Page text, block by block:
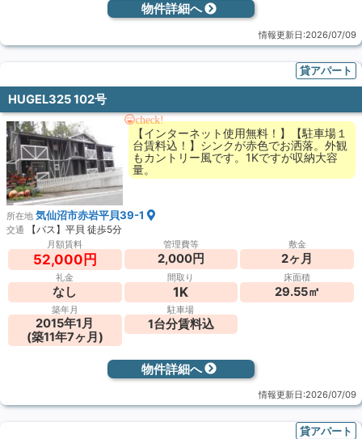
物件詳細へ
情報更新日:2026/07/09
貸アパート
HUGEL325 102号
check!
【インターネット使用無料！】【駐車場１
台賃料込！】シンクが赤色でお洒落。外観
もカントリー風です。1Kですが収納大容
量。
所在地 気仙沼市赤岩平貝39-1
交通 【バス】平貝 徒歩5分
月額賃料
52,000円
管理費等
2,000円
敷金
2ヶ月
礼金
なし
間取り
1K
床面積
29.55㎡
築年月
2015年1月
(築11年7ヶ月)
駐車場
1台分賃料込
物件詳細へ
情報更新日:2026/07/09
貸アパート